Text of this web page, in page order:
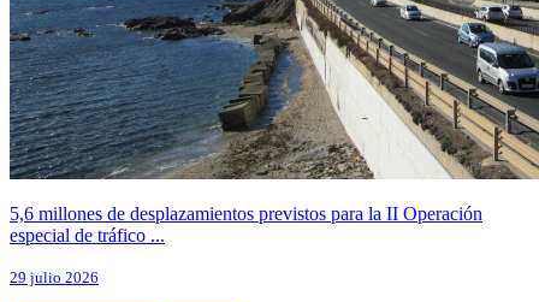
5,6 millones de desplazamientos previstos para la II Operación
especial de tráfico ...
29 julio 2026